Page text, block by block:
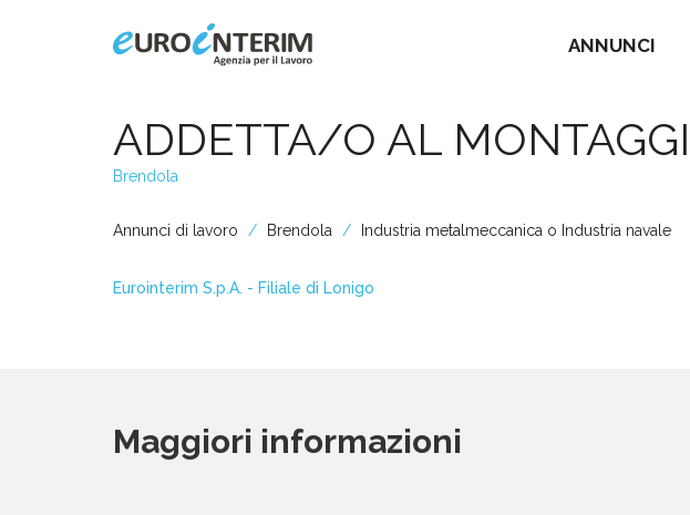
ANNUNCI
Home
Chi Siamo
Aziende
Filiali
ADDETTA/O AL
Brendola
Annunci di lavoro Brendola Industria metalmeccanica o Industria navale
Eurointerim S.p.A. - Filiale di Lonigo
Maggiori informazioni